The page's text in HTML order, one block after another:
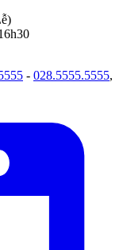
- 028.5555.5555,